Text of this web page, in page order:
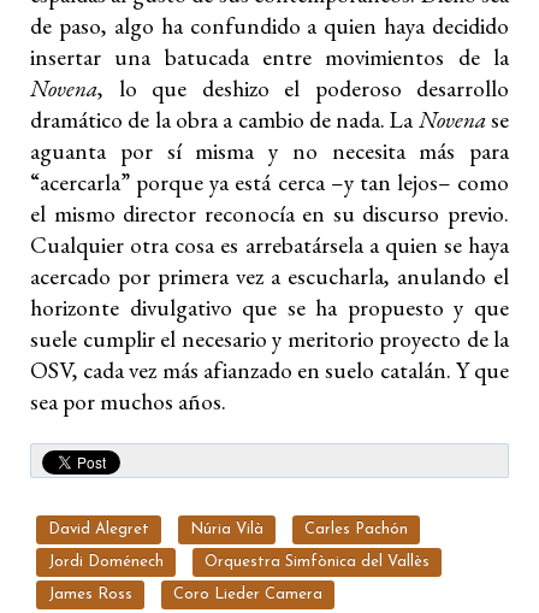
de paso, algo ha confundido a quien haya decidido
insertar una batucada entre movimientos de la
Novena, lo que deshizo el poderoso desarrollo
dramático de la obra a cambio de nada. La Novenase
aguanta por sí misma y no necesita más para
“acercarla” porque ya está cerca –y tan lejos– como
el mismo director reconocía en su discurso previo.
Cualquier otra cosa es arrebatársela a quien se haya
acercado por primera vez a escucharla, anulando el
horizonte divulgativo que se ha propuesto y que
suele cumplir el necesario y meritorio proyecto de la
OSV, cada vez más afianzado en suelo catalán. Y que
sea por muchos años.
David Alegret Núria Vilà Carles Pachón
Jordi Doménech Orquestra Simfònica del Vallès
James Ross Coro Lieder Camera